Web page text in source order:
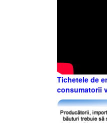
Tichetele de
consumatorii